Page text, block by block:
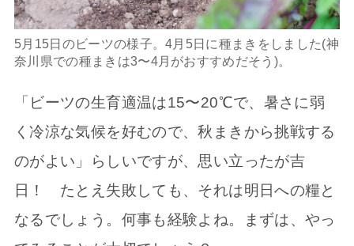
5月15日のビーツの様子。4月5日に種まきをしました(神
奈川県での種まきは3〜4月がおすすめだそう)。
「ビーツの生育適温は15〜20℃で、暑さに弱
く冷涼な気候を好むので、秋まきから挑戦する
のがよい」らしいですが、思い立ったが吉
日！ たとえ失敗しても、それは明日への糧と
なるでしょう。何事も経験よね。まずは、やっ